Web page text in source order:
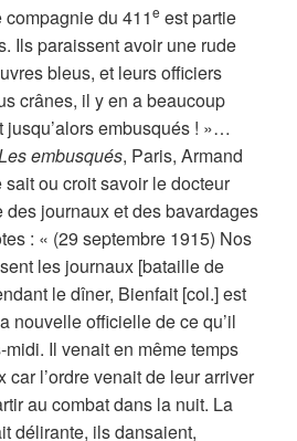
compagnie du 411e est partie
Ils paraissent avoir une rude
bleus, et leurs officiers
crânes, il y en a beaucoup
jusqu’alors embusqués ! »…
embusqués, Paris, Armand
ou croit savoir le docteur
des journaux et des bavardages
: « (29 septembre 1915) Nos
les journaux [bataille de
le dîner, Bienfait [col.] est
nouvelle officielle de ce qu’il
midi. Il venait en même temps
car l’ordre venait de leur arriver
au combat dans la nuit. La
délirante, ils dansaient,